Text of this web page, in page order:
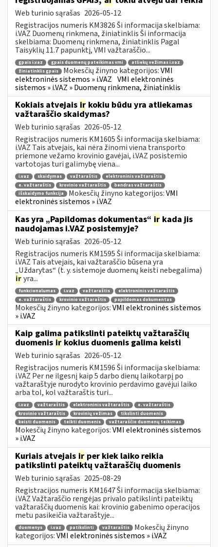
Web turinio sąrašas 2026-05-12
Registracijos numeris KM3826 Ši informacija skelbiama:
i.VAZ Duomenų rinkmena, žiniatinklis Ši informacija
skelbiama: Duomenų rinkmena, žiniatinklis Pagal
Taisyklių 11.7 papunktį, VMI važtaraščio...
gpais i.vaz gpais duomenų pateikimas vmi
atliekų vežimas i.vaz
žiniatinklis gpais
Mokesčių žinyno kategorijos:VMI
elektroninės sistemos » i.VAZ VMI elektroninės
sistemos » i.VAZ » Duomenų rinkmena, žiniatinklis
Kokiais atvejais ir kokiu būdu yra atliekamas
važtaraščio skaidymas?
Web turinio sąrašas 2026-05-12
Registracijos numeris KM1605 Ši informacija skelbiama:
i.VAZ Tais atvejais, kai nėra žinomi viena transporto
priemone vežamo krovinio gavėjai, i.VAZ posistemio
vartotojas turi galimybę viena...
i.vaz skaidymas važtaraštis
elektroninis važtaraštis
e. važtaraštis
krovinio važtaraštis
bendras važtaraštis
išskaidymo funkcija
Mokesčių žinyno kategorijos:VMI
elektroninės sistemos » i.VAZ
Kas yra „Papildomas dokumentas“ ir kada jis
naudojamas i.VAZ posistemyje?
Web turinio sąrašas 2026-05-12
Registracijos numeris KM1595 Ši informacija skelbiama:
i.VAZ Tais atvejais, kai važtaraščio būsena yra
„Uždarytas“ (t. y. sistemoje duomenų keisti nebegalima)
iryra...
funkcionalumas i.vaz važtaraštis
elektroninis važtaraštis
e. važtaraštis
krovinio važtaraštis papildomas dokumentas
Mokesčių žinyno kategorijos:VMI elektroninės sistemos
» i.VAZ
Kaip galima patikslinti pateiktų važtaraščių
duomenis ir kokius duomenis galima keisti
Web turinio sąrašas 2026-05-12
Registracijos numeris KM1596 Ši informacija skelbiama:
i.VAZ Per ne ilgesnį kaip 5 darbo dienų laikotarpį po
važtaraštyje nurodyto krovinio perdavimo gavėjui laiko
arba tol, kol važtaraštis turi...
i.vaz važtaraštis elektroninis važtaraštis
e. važtaraštis
krovinio važtaraštis
krovinių vežimas
tikslinti duomenis
keisti duomenis
teikti duomenis važtaraščio duomenų teikimas
Mokesčių žinyno kategorijos:VMI elektroninės sistemos
» i.VAZ
Kuriais atvejais ir per kiek laiko reikia
patikslinti pateiktų važtaraščių duomenis
Web turinio sąrašas 2025-08-29
Registracijos numeris KM1647 Ši informacija skelbiama:
i.VAZ Važtaraščio rengėjas privalo patikslinti pateiktų
važtaraščių duomenis kai: krovinio gabenimo operacijos
metu pasikeičia važtaraštyje...
duomenys i.vaz patikslinti važtaraštis
Mokesčių žinyno
kategorijos:VMI elektroninės sistemos » i.VAZ